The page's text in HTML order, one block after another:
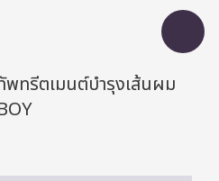
พทรีตเมนต์บำรุงเส้นผม